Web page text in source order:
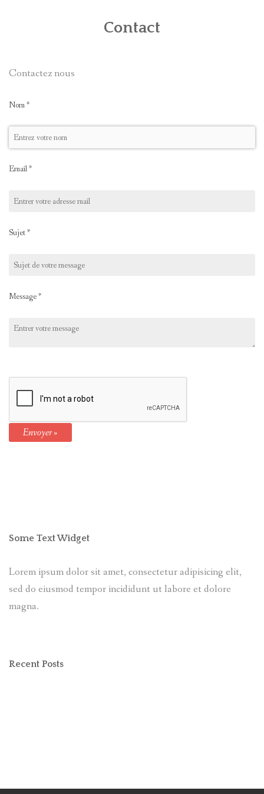
HISTOIRE DE LA COLLÉGIALE
MISSION BERN 2020
CONTACT
Contact
Contactez nous
Nom*
Email*
Sujet*
Message*
Envoyer »
Some Text Widget
Lorem ipsum dolor sit amet, consectetur adipisicing elit,
sed do eiusmod tempor incididunt ut labore et dolore
magna.
Recent Posts